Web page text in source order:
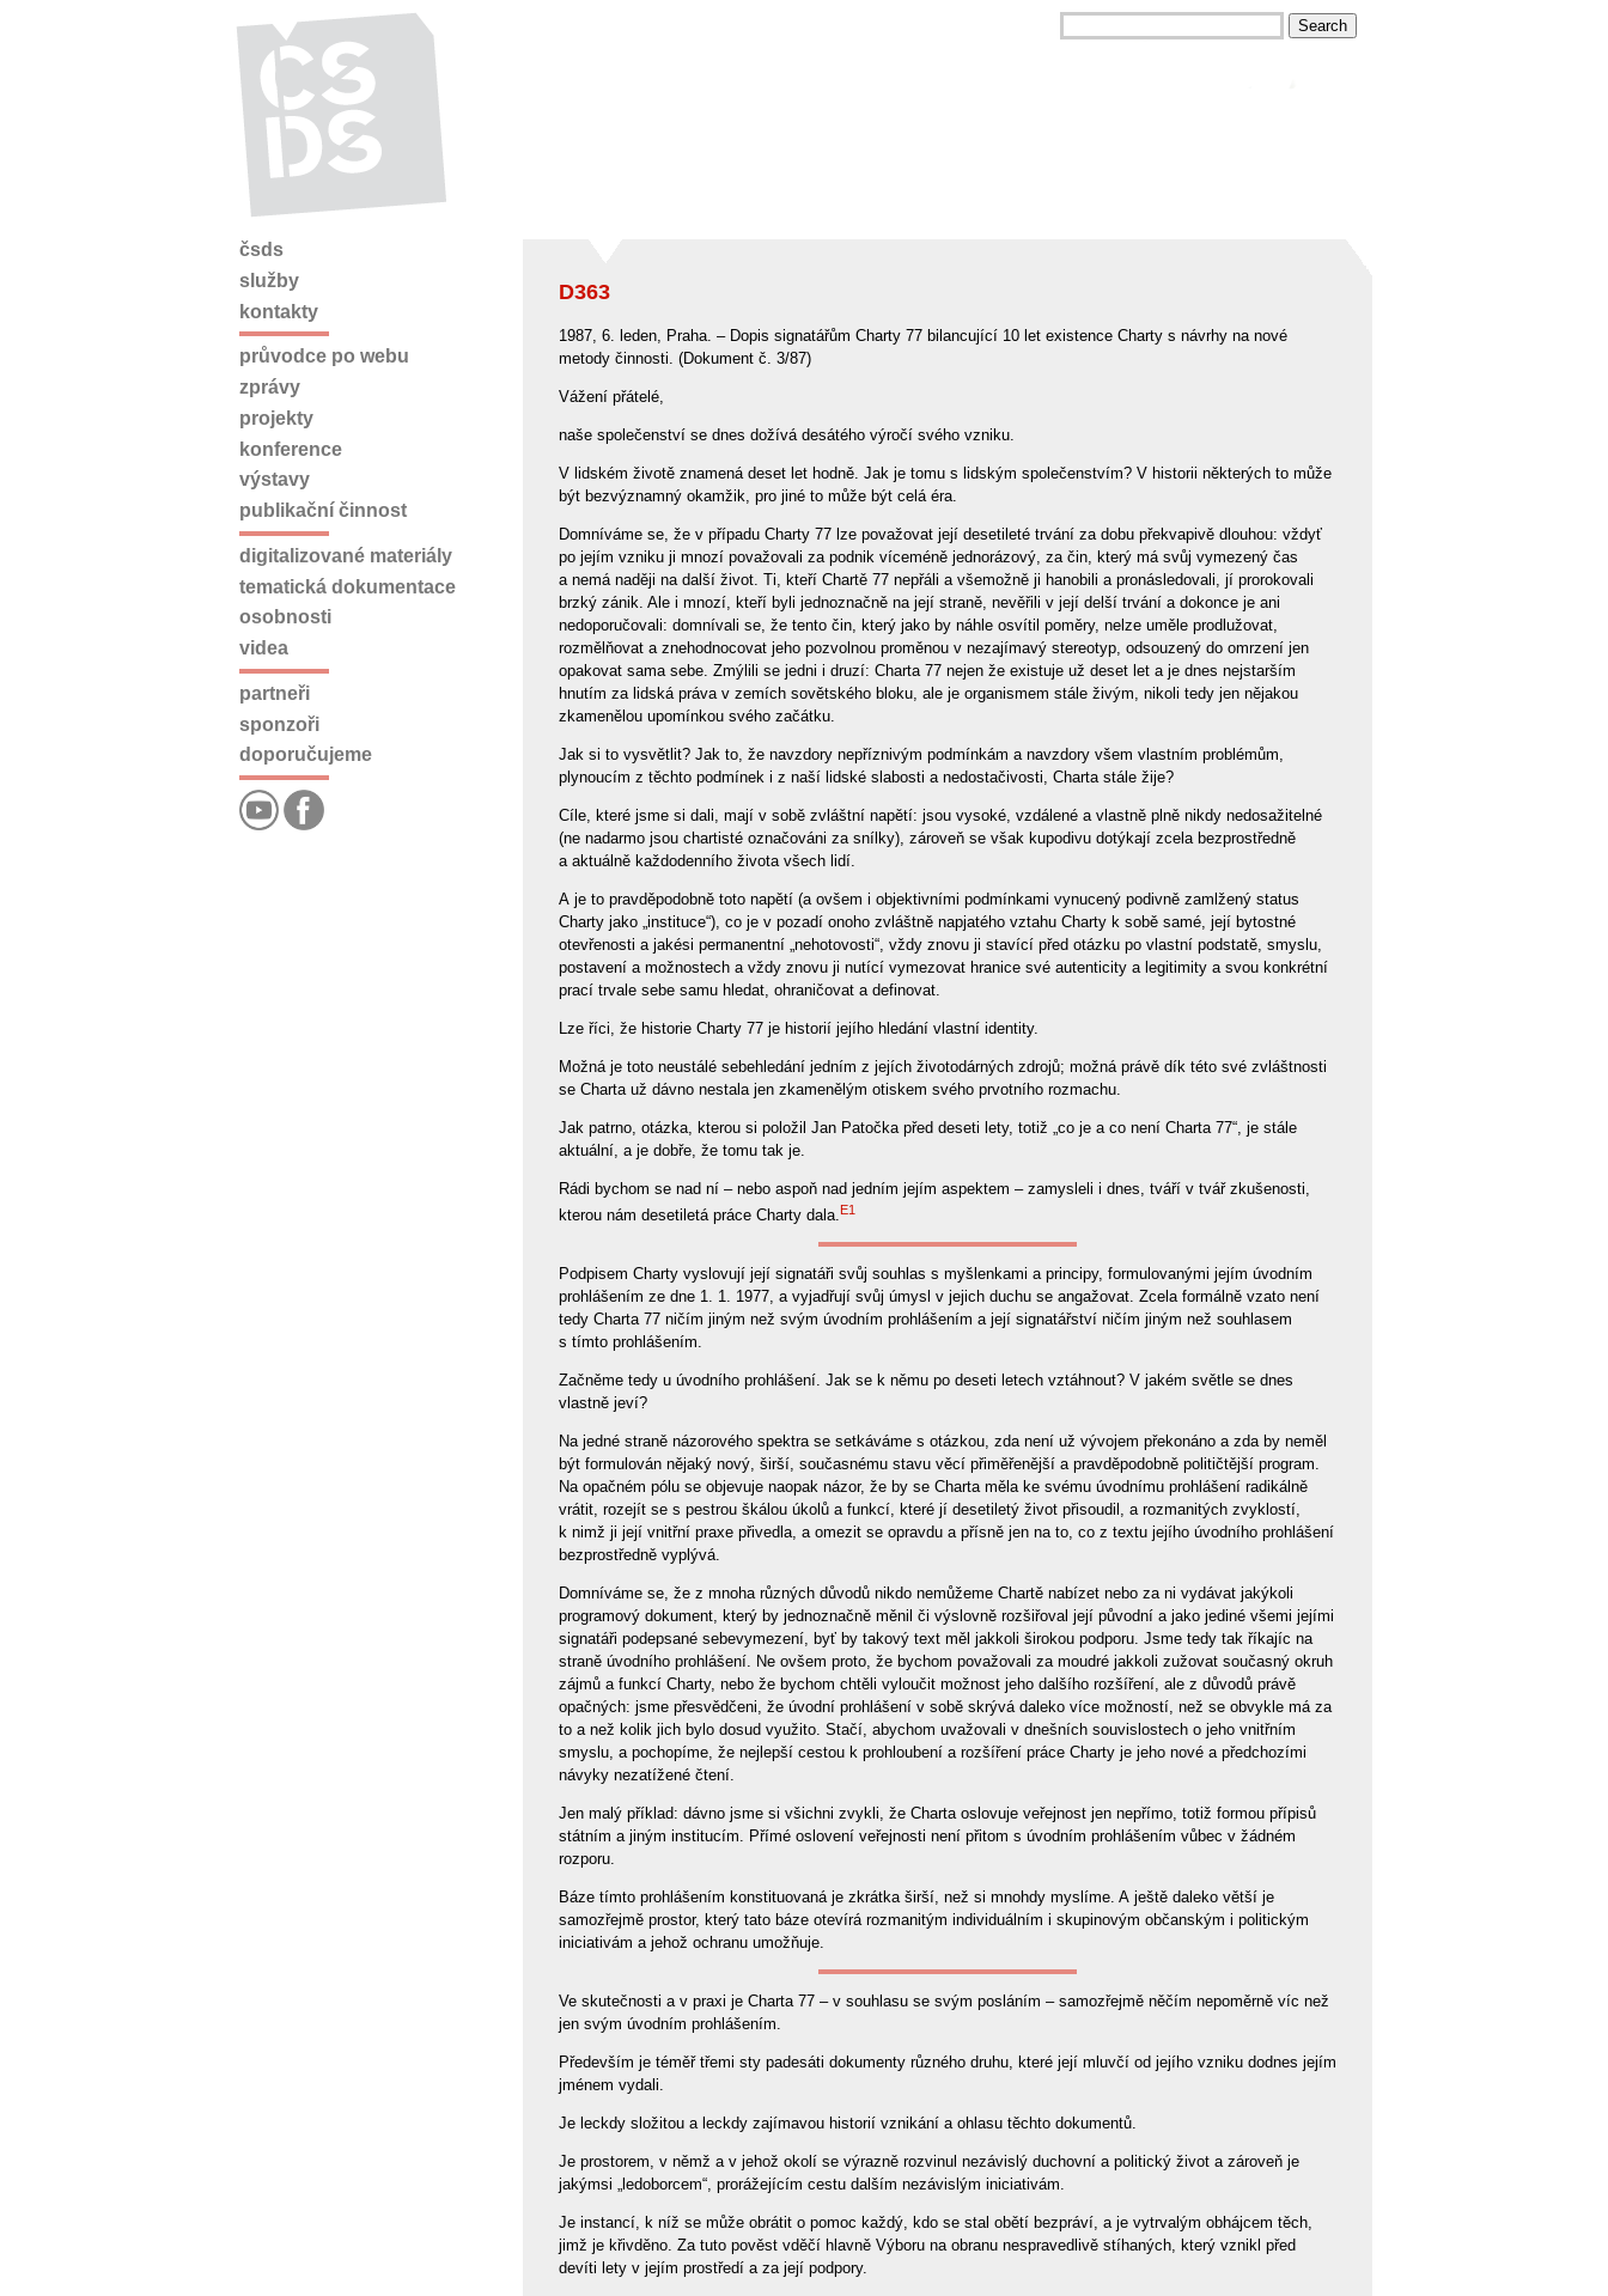
D363
1987, 6. leden, Praha. – Dopis signatářům Charty 77 bilancující 10 let existence Charty s návrhy na nové
metody činnosti. (Dokument č. 3/87)
Vážení přátelé,
naše společenství se dnes dožívá desátého výročí svého vzniku.
V lidském životě znamená deset let hodně. Jak je tomu s lidským společenstvím? V historii některých to může
být bezvýznamný okamžik, pro jiné to může být celá éra.
Domníváme se, že v případu Charty 77 lze považovat její desetileté trvání za dobu překvapivě dlouhou: vždyť
po jejím vzniku ji mnozí považovali za podnik víceméně jednorázový, za čin, který má svůj vymezený čas
a nemá naději na další život. Ti, kteří Chartě 77 nepřáli a všemožně ji hanobili a pronásledovali, jí prorokovali
brzký zánik. Ale i mnozí, kteří byli jednoznačně na její straně, nevěřili v její delší trvání a dokonce je ani
nedoporučovali: domnívali se, že tento čin, který jako by náhle osvítil poměry, nelze uměle prodlužovat,
rozmělňovat a znehodnocovat jeho pozvolnou proměnou v nezajímavý stereotyp, odsouzený do omrzení jen
opakovat sama sebe. Zmýlili se jedni i druzí: Charta 77 nejen že existuje už deset let a je dnes nejstarším
hnutím za lidská práva v zemích sovětského bloku, ale je organismem stále živým, nikoli tedy jen nějakou
zkamenělou upomínkou svého začátku.
Jak si to vysvětlit? Jak to, že navzdory nepříznivým podmínkám a navzdory všem vlastním problémům,
plynoucím z těchto podmínek i z naší lidské slabosti a nedostačivosti, Charta stále žije?
Cíle, které jsme si dali, mají v sobě zvláštní napětí: jsou vysoké, vzdálené a vlastně plně nikdy nedosažitelné
(ne nadarmo jsou chartisté označováni za snílky), zároveň se však kupodivu dotýkají zcela bezprostředně
a aktuálně každodenního života všech lidí.
A je to pravděpodobně toto napětí (a ovšem i objektivními podmínkami vynucený podivně zamlžený status
Charty jako „instituce“), co je v pozadí onoho zvláštně napjatého vztahu Charty k sobě samé, její bytostné
otevřenosti a jakési permanentní „nehotovosti“, vždy znovu ji stavící před otázku po vlastní podstatě, smyslu,
postavení a možnostech a vždy znovu ji nutící vymezovat hranice své autenticity a legitimity a svou konkrétní
prací trvale sebe samu hledat, ohraničovat a definovat.
Lze říci, že historie Charty 77 je historií jejího hledání vlastní identity.
Možná je toto neustálé sebehledání jedním z jejích životodárných zdrojů; možná právě dík této své zvláštnosti
se Charta už dávno nestala jen zkamenělým otiskem svého prvotního rozmachu.
Jak patrno, otázka, kterou si položil Jan Patočka před deseti lety, totiž „co je a co není Charta 77“, je stále
aktuální, a je dobře, že tomu tak je.
Rádi bychom se nad ní – nebo aspoň nad jedním jejím aspektem – zamysleli i dnes, tváří v tvář zkušenosti,
kterou nám desetiletá práce Charty dala.E1
Podpisem Charty vyslovují její signatáři svůj souhlas s myšlenkami a principy, formulovanými jejím úvodním
prohlášením ze dne 1. 1. 1977, a vyjadřují svůj úmysl v jejich duchu se angažovat. Zcela formálně vzato není
tedy Charta 77 ničím jiným než svým úvodním prohlášením a její signatářství ničím jiným než souhlasem
s tímto prohlášením.
Začněme tedy u úvodního prohlášení. Jak se k němu po deseti letech vztáhnout? V jakém světle se dnes
vlastně jeví?
Na jedné straně názorového spektra se setkáváme s otázkou, zda není už vývojem překonáno a zda by neměl
být formulován nějaký nový, širší, současnému stavu věcí přiměřenější a pravděpodobně političtější program.
Na opačném pólu se objevuje naopak názor, že by se Charta měla ke svému úvodnímu prohlášení radikálně
vrátit, rozejít se s pestrou škálou úkolů a funkcí, které jí desetiletý život přisoudil, a rozmanitých zvyklostí,
k nimž ji její vnitřní praxe přivedla, a omezit se opravdu a přísně jen na to, co z textu jejího úvodního prohlášení
bezprostředně vyplývá.
Domníváme se, že z mnoha různých důvodů nikdo nemůžeme Chartě nabízet nebo za ni vydávat jakýkoli
programový dokument, který by jednoznačně měnil či výslovně rozšiřoval její původní a jako jediné všemi jejími
signatáři podepsané sebevymezení, byť by takový text měl jakkoli širokou podporu. Jsme tedy tak říkajíc na
straně úvodního prohlášení. Ne ovšem proto, že bychom považovali za moudré jakkoli zužovat současný okruh
zájmů a funkcí Charty, nebo že bychom chtěli vyloučit možnost jeho dalšího rozšíření, ale z důvodů právě
opačných: jsme přesvědčeni, že úvodní prohlášení v sobě skrývá daleko více možností, než se obvykle má za
to a než kolik jich bylo dosud využito. Stačí, abychom uvažovali v dnešních souvislostech o jeho vnitřním
smyslu, a pochopíme, že nejlepší cestou k prohloubení a rozšíření práce Charty je jeho nové a předchozími
návyky nezatížené čtení.
Jen malý příklad: dávno jsme si všichni zvykli, že Charta oslovuje veřejnost jen nepřímo, totiž formou přípisů
státním a jiným institucím. Přímé oslovení veřejnosti není přitom s úvodním prohlášením vůbec v žádném
rozporu.
Báze tímto prohlášením konstituovaná je zkrátka širší, než si mnohdy myslíme. A ještě daleko větší je
samozřejmě prostor, který tato báze otevírá rozmanitým individuálním i skupinovým občanským i politickým
iniciativám a jehož ochranu umožňuje.
Ve skutečnosti a v praxi je Charta 77 – v souhlasu se svým posláním – samozřejmě něčím nepoměrně víc než
jen svým úvodním prohlášením.
Především je téměř třemi sty padesáti dokumenty různého druhu, které její mluvčí od jejího vzniku dodnes jejím
jménem vydali.
Je leckdy složitou a leckdy zajímavou historií vznikání a ohlasu těchto dokumentů.
Je prostorem, v němž a v jehož okolí se výrazně rozvinul nezávislý duchovní a politický život a zároveň je
jakýmsi „ledoborcem“, prorážejícím cestu dalším nezávislým iniciativám.
Je instancí, k níž se může obrátit o pomoc každý, kdo se stal obětí bezpráví, a je vytrvalým obhájcem těch,
jimž je křivděno. Za tuto pověst vděčí hlavně Výboru na obranu nespravedlivě stíhaných, který vznikl před
devíti lety v jejím prostředí a za její podpory.
čsds
služby
kontakty
průvodce po webu
zprávy
projekty
konference
výstavy
publikační činnost
digitalizované materiály
tematická dokumentace
osobnosti
videa
partneři
sponzoři
doporučujeme